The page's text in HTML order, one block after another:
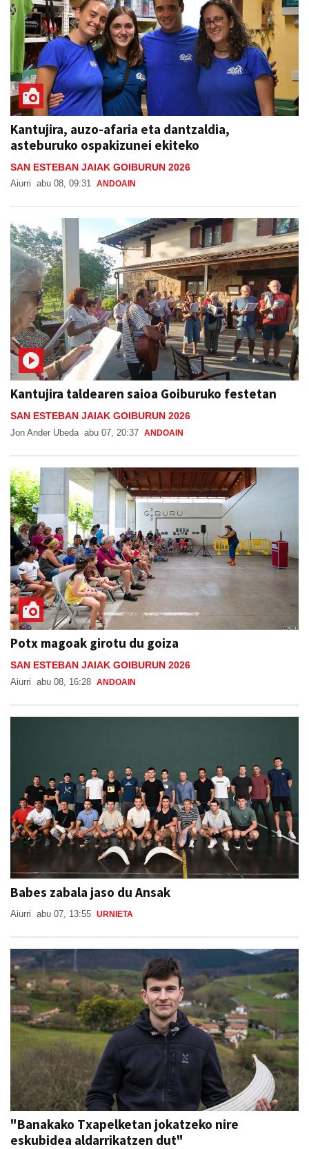
Kantujira, auzo-afaria eta dantzaldia,
asteburuko ospakizunei ekiteko
SAN ESTEBAN JAIAK GOIBURUN 2026
Aiurri abu 08, 09:31 ANDOAIN
Kantujira taldearen saioa Goiburuko festetan
SAN ESTEBAN JAIAK GOIBURUN 2026
Jon Ander Ubeda abu 07, 20:37 ANDOAIN
Potx magoak girotu du goiza
SAN ESTEBAN JAIAK GOIBURUN 2026
Aiurri abu 08, 16:28 ANDOAIN
Babes zabala jaso du Ansak
Aiurri abu 07, 13:55 URNIETA
"Banakako Txapelketan jokatzeko nire
eskubidea aldarrikatzen dut"